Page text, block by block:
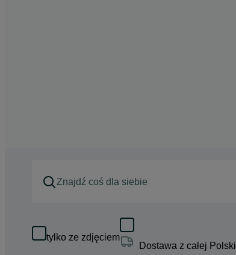
tylko ze zdjęciem
Dostawa z całej Polski